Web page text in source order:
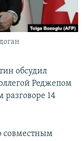
обсудил
Реджепом
14
совместным